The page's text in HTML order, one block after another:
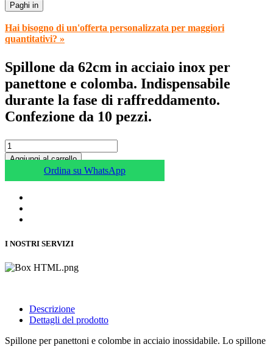
Paghi in
Hai bisogno di un'offerta personalizzata per maggiori
quantitativi? »
Spillone da 62cm in acciaio inox per
panettone e colomba. Indispensabile
durante la fase di raffreddamento.
Confezione da 10 pezzi.
Aggiungi al carrello
Ordina su WhatsApp
I NOSTRI SERVIZI
Descrizione
Dettagli del prodotto
Spillone per panettoni e colombe in acciaio inossidabile. Lo spillone